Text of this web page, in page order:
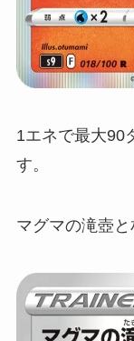
1エネで最大90
す。
マグマの滝壺と